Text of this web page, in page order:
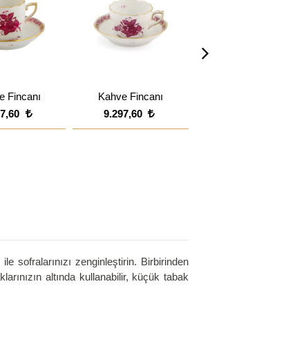
Fincanı
Kahve Fincanı
9.297,60
sofralarınızı zenginleştirin. Birbirinden
altında kullanabilir, küçük tabak